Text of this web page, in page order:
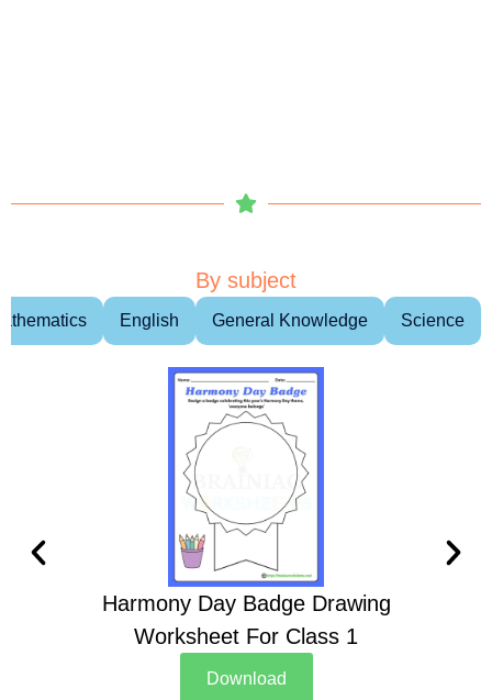
By subject
English General Knowledge Science
Harmony Day Badge Drawing
Worksheet For Class 1
Download